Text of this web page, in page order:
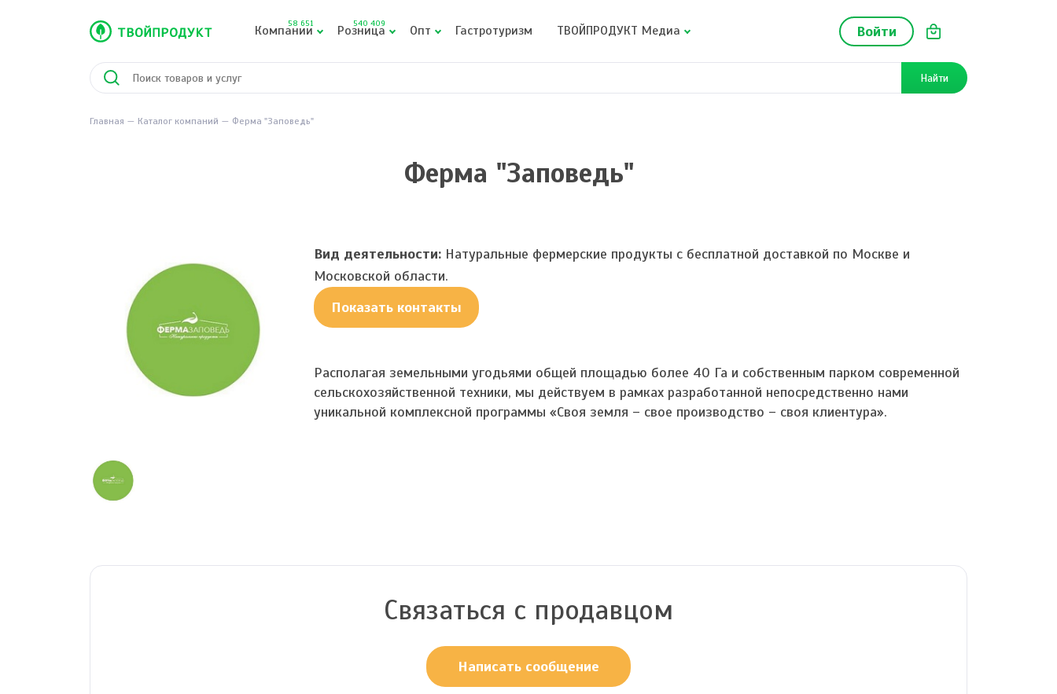
Войти
Компании
58 651 Розница
540 409 Опт Гастротуризм ТВОЙПРОДУКТ Медиа
Найти
Главная Каталог компаний Ферма "Заповедь"
Ферма "Заповедь"
Вид деятельности: Натуральные фермерские продукты с бесплатной доставкой по Москве и
Московской области.
Показать контакты
Располагая земельными угодьями общей площадью более 40 Га и собственным парком современной
сельскохозяйственной техники, мы действуем в рамках разработанной непосредственно нами
уникальной комплексной программы «Своя земля – свое производство – своя клиентура».
Связаться с продавцом
Написать сообщение